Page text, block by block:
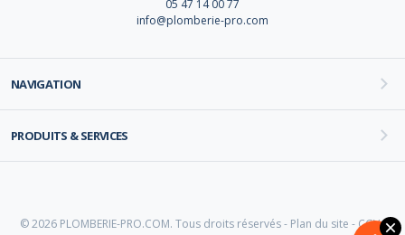
05 47 14 00 77
info@plomberie-pro.com
NAVIGATION
PRODUITS & SERVICES
© 2026 PLOMBERIE-PRO.COM. Tous droits réservés - Plan du site -CGV-